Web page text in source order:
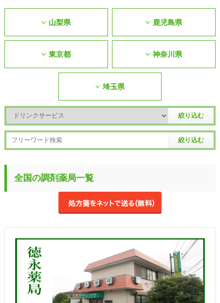
山梨県 鹿児島県
東京都 神奈川県
埼玉県
全国の調剤薬局一覧